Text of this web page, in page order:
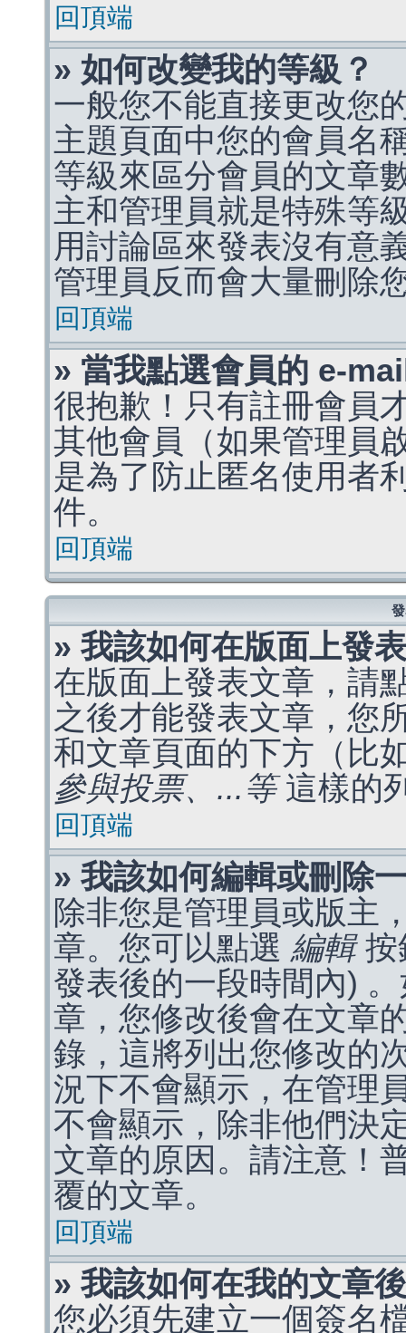
回頂端
» 如何改變我的等級？
一般您不能直接更改您
主題頁面中您的會員名
等級來區分會員的文章
主和管理員就是特殊等
用討論區來發表沒有意
管理員反而會大量刪除
回頂端
» 當我點選會員的 e-
很抱歉！只有註冊會員
其他會員（如果管理員
是為了防止匿名使用者
件。
回頂端
» 我該如何在版面上發
在版面上發表文章，請
之後才能發表文章，您
和文章頁面的下方（比
參與投票、...等這樣的
回頂端
» 我該如何編輯或刪除
除非您是管理員或版主
章。您可以點選 編輯按
發表後的一段時間內)
章，您修改後會在文章
錄，這將列出您修改的
況下不會顯示，在管理
不會顯示，除非他們決
文章的原因。請注意！
覆的文章。
回頂端
» 我該如何在我的文章
您必須先建立一個簽名